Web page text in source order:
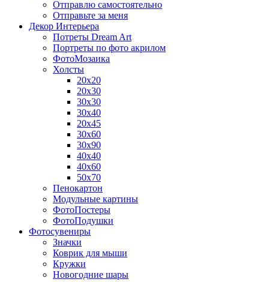
Отправлю самостоятельно
Отправьте за меня
Декор Интерьера
Потреты Dream Art
Портреты по фото акрилом
ФотоМозаика
Холсты
20х20
20х30
30х30
30х40
20х45
30х60
30х90
40х40
40х60
50х70
Пенокартон
Модульные картины
ФотоПостеры
ФотоПодушки
Фотоcувениры
Значки
Коврик для мыши
Кружки
Новогодние шары